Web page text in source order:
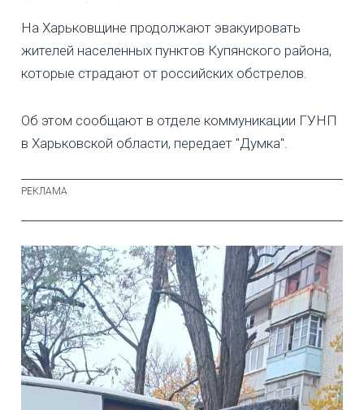
На Харьковщине продолжают эвакуировать
жителей населенных пунктов Купянского района,
которые страдают от российских обстрелов.
Об этом сообщают в отделе коммуникации ГУНП
в Харьковской области, передает "Думка".